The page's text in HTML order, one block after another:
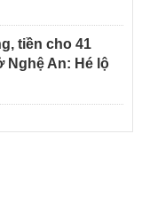
tiền cho 41
Nghệ An: Hé lộ